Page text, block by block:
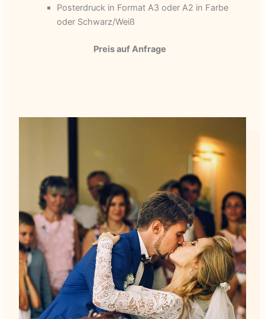
Posterdruck in Format A3 oder A2 in Farbe
oder Schwarz/Weiß
Preis auf Anfrage